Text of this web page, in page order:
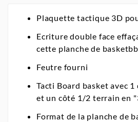
Plaquette tactique 3D
Ecriture double face
cette planche de
Feutre fourni
Tacti Board basket avec
et un côté 1/2 terrain en
Format de la planche de